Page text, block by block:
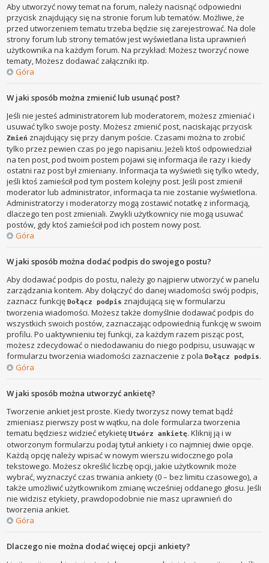
Aby utworzyć nowy temat na forum, należy nacisnąć odpowiedni
przycisk znajdujący się na stronie forum lub tematów. Możliwe, że
przed utworzeniem tematu trzeba będzie się zarejestrować. Na dole
strony forum lub strony tematów jest wyświetlana lista uprawnień
użytkownika na każdym forum. Na przykład: Możesz tworzyć nowe
tematy, Możesz dodawać załączniki itp.
Góra
W jaki sposób można zmienić lub usunąć post?
Jeśli nie jesteś administratorem lub moderatorem, możesz zmieniać i
usuwać tylko swoje posty. Możesz zmienić post, naciskając przycisk
Zmień znajdujący się przy danym poście. Czasami można to zrobić
tylko przez pewien czas po jego napisaniu. Jeżeli ktoś odpowiedział
na ten post, pod twoim postem pojawi się informacja ile razy i kiedy
ostatni raz post był zmieniany. Informacja ta wyświetli się tylko wtedy,
jeśli ktoś zamieścił pod tym postem kolejny post. Jeśli post zmienił
moderator lub administrator, informacja ta nie zostanie wyświetlona.
Administratorzy i moderatorzy mogą zostawić notatkę z informacją,
dlaczego ten post zmieniali. Zwykli użytkownicy nie mogą usuwać
postów, gdy ktoś zamieścił pod ich postem nowy post.
Góra
W jaki sposób można dodać podpis do swojego postu?
Aby dodawać podpis do postu, należy go najpierw utworzyć w panelu
zarządzania kontem. Aby dołączyć do danej wiadomości swój podpis,
zaznacz funkcjęDołącz podpis znajdującą się w formularzu
tworzenia wiadomości. Możesz także domyślnie dodawać podpis do
wszystkich swoich postów, zaznaczając odpowiednią funkcję w swoim
profilu. Po uaktywnieniu tej funkcji, za każdym razem pisząc post,
możesz zdecydować o niedodawaniu do niego podpisu, usuwając w
formularzu tworzenia wiadomości zaznaczenie z polaDołącz podpis.
Góra
W jaki sposób można utworzyć ankietę?
Tworzenie ankiet jest proste. Kiedy tworzysz nowy temat bądź
zmieniasz pierwszy post w wątku, na dole formularza tworzenia
tematu będziesz widzieć etykietęUtwórz ankietę. Kliknij ją i w
otworzonym formularzu podaj tytuł ankiety i co najmniej dwie opcje.
Każdą opcję należy wpisać w nowym wierszu widocznego pola
tekstowego. Możesz określić liczbę opcji, jakie użytkownik może
wybrać, wyznaczyć czas trwania ankiety (0 – bez limitu czasowego), a
także umożliwić użytkownikom zmianę wcześniej oddanego głosu. Jeśli
nie widzisz etykiety, prawdopodobnie nie masz uprawnień do
tworzenia ankiet.
Góra
Dlaczego nie można dodać więcej opcji ankiety?